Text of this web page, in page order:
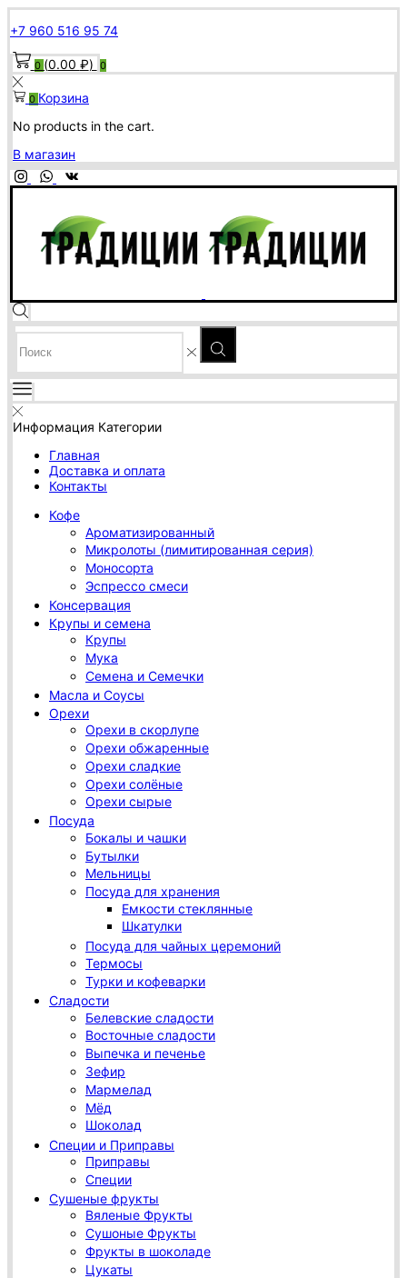
+7 960 516 95 74
0(0.00 ₽) 0
0 Корзина
No products in the cart.
В магазин
SEARCH
INPUT
Информация Категории
Главная
Доставка и оплата
Контакты
Кофе
Ароматизированный
Микролоты (лимитированная серия)
Моносорта
Эспрессо смеси
Консервация
Крупы и семена
Крупы
Мука
Семена и Семечки
Масла и Соусы
Орехи
Орехи в скорлупе
Орехи обжаренные
Орехи сладкие
Орехи солёные
Орехи сырые
Посуда
Бокалы и чашки
Бутылки
Мельницы
Посуда для хранения
Емкости стеклянные
Шкатулки
Посуда для чайных церемоний
Термосы
Турки и кофеварки
Сладости
Белевские сладости
Восточные сладости
Выпечка и печенье
Зефир
Мармелад
Мёд
Шоколад
Специи и Приправы
Приправы
Специи
Сушеные фрукты
Вяленые Фрукты
Сушоные Фрукты
Фрукты в шоколаде
Цукаты